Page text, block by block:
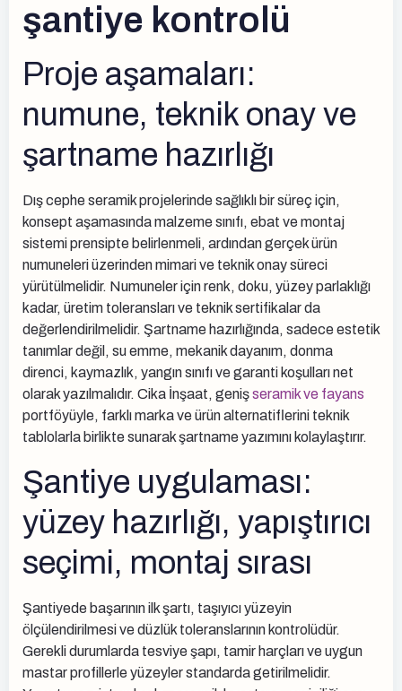
şantiye kontrolü
Proje aşamaları:
numune, teknik onay ve
şartname hazırlığı
Dış cephe seramik projelerinde sağlıklı bir süreç için,
konsept aşamasında malzeme sınıfı, ebat ve montaj
sistemi prensipte belirlenmeli, ardından gerçek ürün
numuneleri üzerinden mimari ve teknik onay süreci
yürütülmelidir. Numuneler için renk, doku, yüzey parlaklığı
kadar, üretim toleransları ve teknik sertifikalar da
değerlendirilmelidir. Şartname hazırlığında, sadece estetik
tanımlar değil, su emme, mekanik dayanım, donma
direnci, kaymazlık, yangın sınıfı ve garanti koşulları net
olarak yazılmalıdır. Cika İnşaat, genişseramik ve fayans
portföyüyle, farklı marka ve ürün alternatiflerini teknik
tablolarla birlikte sunarak şartname yazımını kolaylaştırır.
Şantiye uygulaması:
yüzey hazırlığı, yapıştırıcı
seçimi, montaj sırası
Şantiyede başarının ilk şartı, taşıyıcı yüzeyin
ölçülendirilmesi ve düzlük toleranslarının kontrolüdür.
Gerekli durumlarda tesviye şapı, tamir harçları ve uygun
mastar profillerle yüzeyler standarda getirilmelidir.